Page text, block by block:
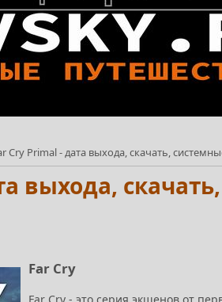
Cry Primal - дата выхода, скачать,
выхода,
Far Cry
Far Cry - это серия экшенов от